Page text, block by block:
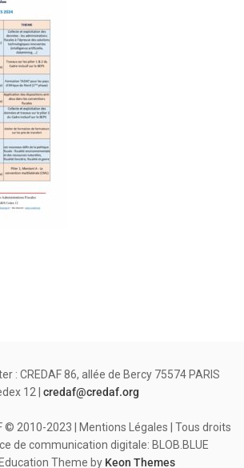
: CREDAF 86, allée de Bercy 75574 PARIS
12 | credaf@credaf.org
© 2010-2023 | Mentions Légales | Tous droits
de communication digitale: BLOB.BLUE
Theme by Keon Themes